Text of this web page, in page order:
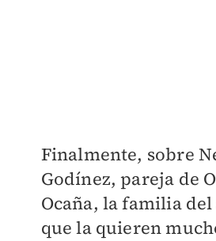
Finalmente, sobre
Godínez, pareja de
Ocaña, la familia
que la quieren